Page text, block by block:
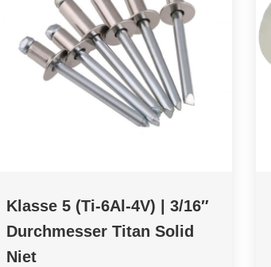
Klasse 5 (Ti-6Al-4V) | 3/16″
Durchmesser Titan Solid
Niet